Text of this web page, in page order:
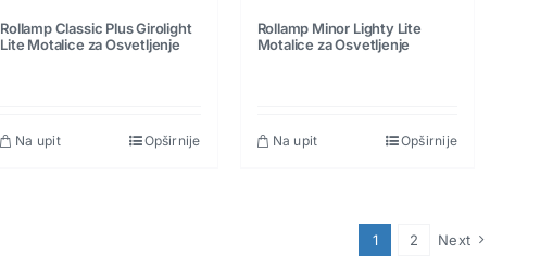
Rollamp Classic Plus Girolight
Lite Motalice za Osvetljenje
Na upit Opširnije
Rollamp Minor Lighty Lite
Motalice za Osvetljenje
Na upit Opširnije
1 2 Next